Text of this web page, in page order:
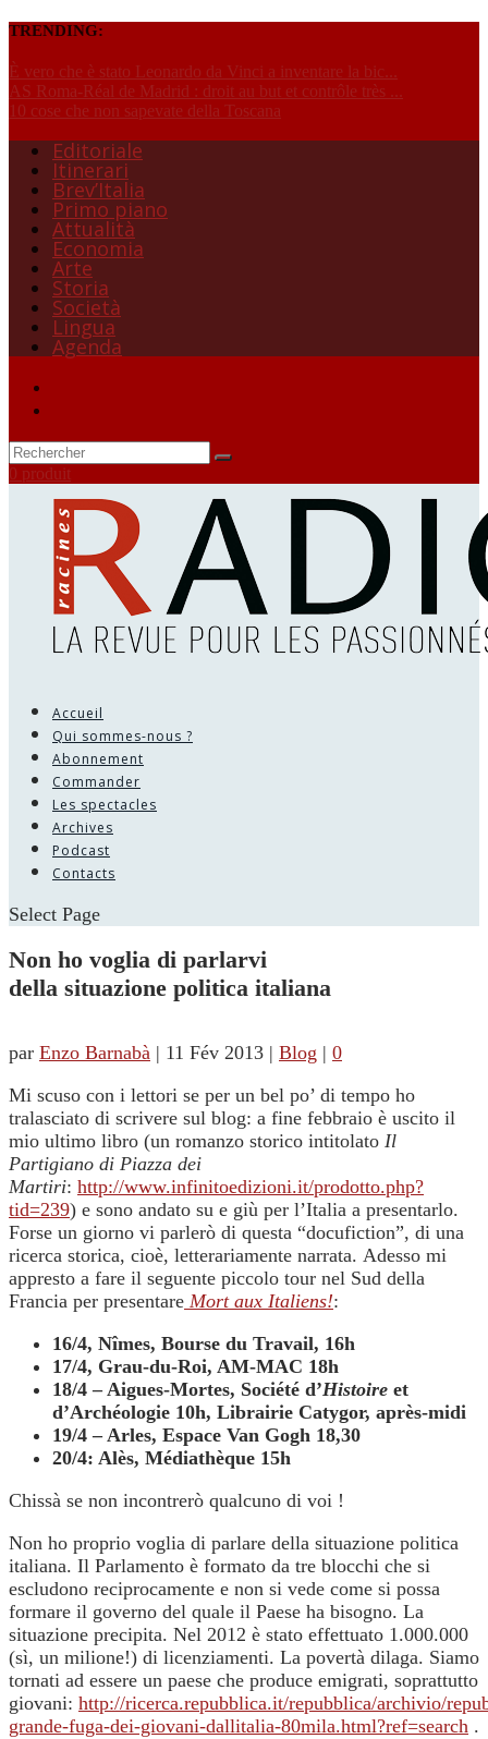
TRENDING:
È vero che è stato Leonardo da Vinci a inventare la bic...
AS Roma-Réal de Madrid : droit au but et contrôle très ...
10 cose che non sapevate della Toscana
Editoriale
Itinerari
Brev’Italia
Primo piano
Attualità
Economia
Arte
Storia
Società
Lingua
Agenda
0 produit
Accueil
Qui sommes-nous ?
Abonnement
Commander
Les spectacles
Archives
Podcast
Contacts
Select Page
Non ho voglia di parlarvi
della situazione politica italiana
par Enzo Barnabà | 11 Fév 2013 | Blog | 0
Mi scuso con i lettori se per un bel po’ di tempo ho
tralasciato di scrivere sul blog: a fine febbraio è uscito il
mio ultimo libro (un romanzo storico intitolato Il
Partigiano di Piazza dei
Martiri: http://www.infinitoedizioni.it/prodotto.php?
tid=239) e sono andato su e giù per l’Italia a presentarlo.
Forse un giorno vi parlerò di questa “docufiction”, di una
ricerca storica, cioè, letterariamente narrata. Adesso mi
appresto a fare il seguente piccolo tour nel Sud della
Francia per presentare Mort aux Italiens!:
16/4, Nîmes, Bourse du Travail, 16h
17/4, Grau-du-Roi, AM-MAC 18h
18/4 – Aigues-Mortes, Société d’Histoire et
d’Archéologie 10h, Librairie Catygor, après-midi
19/4 – Arles, Espace Van Gogh 18,30
20/4: Alès, Médiathèque 15h
Chissà se non incontrerò qualcuno di voi !
Non ho proprio voglia di parlare della situazione politica
italiana. Il Parlamento è formato da tre blocchi che si
escludono reciprocamente e non si vede come si possa
formare il governo del quale il Paese ha bisogno. La
situazione precipita. Nel 2012 è stato effettuato 1.000.000
(sì, un milione!) di licenziamenti. La povertà dilaga. Siamo
tornati ad essere un paese che produce emigrati, soprattutto
giovani: http://ricerca.repubblica.it/repubblica/archivio/
grande-fuga-dei-giovani-dallitalia-80mila.html?ref=search .